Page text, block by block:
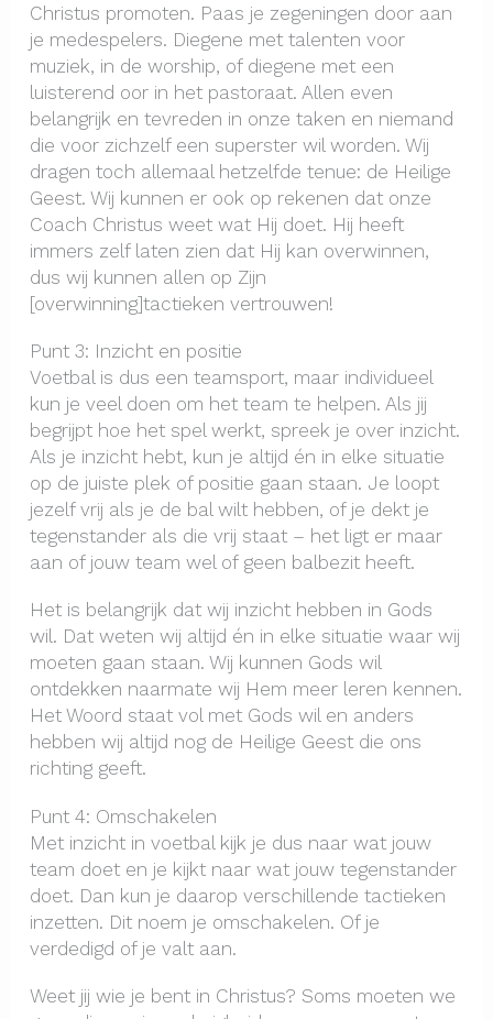
Christus promoten. Paas je zegeningen door aan
je medespelers. Diegene met talenten voor
muziek, in de worship, of diegene met een
luisterend oor in het pastoraat. Allen even
belangrijk en tevreden in onze taken en niemand
die voor zichzelf een superster wil worden. Wij
dragen toch allemaal hetzelfde tenue: de Heilige
Geest. Wij kunnen er ook op rekenen dat onze
Coach Christus weet wat Hij doet. Hij heeft
immers zelf laten zien dat Hij kan overwinnen,
dus wij kunnen allen op Zijn
[overwinning]tactieken vertrouwen!
Punt 3: Inzicht en positie
Voetbal is dus een teamsport, maar individueel
kun je veel doen om het team te helpen. Als jij
begrijpt hoe het spel werkt, spreek je over inzicht.
Als je inzicht hebt, kun je altijd én in elke situatie
op de juiste plek of positie gaan staan. Je loopt
jezelf vrij als je de bal wilt hebben, of je dekt je
tegenstander als die vrij staat – het ligt er maar
aan of jouw team wel of geen balbezit heeft.
Het is belangrijk dat wij inzicht hebben in Gods
wil. Dat weten wij altijd én in elke situatie waar wij
moeten gaan staan. Wij kunnen Gods wil
ontdekken naarmate wij Hem meer leren kennen.
Het Woord staat vol met Gods wil en anders
hebben wij altijd nog de Heilige Geest die ons
richting geeft.
Punt 4: Omschakelen
Met inzicht in voetbal kijk je dus naar wat jouw
team doet en je kijkt naar wat jouw tegenstander
doet. Dan kun je daarop verschillende tactieken
inzetten. Dit noem je omschakelen. Of je
verdedigd of je valt aan.
Weet jij wie je bent in Christus? Soms moeten we